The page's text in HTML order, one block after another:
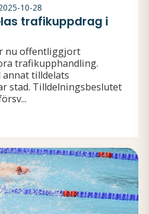
10-28
trafikuppdrag i
nu offentliggjort
trafikupphandling.
annat tilldelats
stad. Tilldelningsbeslutet